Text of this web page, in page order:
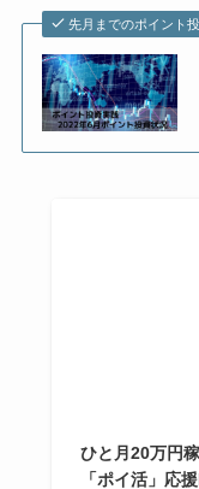
先月までのポイント
ひと月20万円
「ポイ活」応